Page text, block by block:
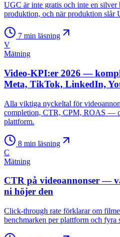
UGC är inte gratis och inte en
produktion, och när produktion slår
7 min läsning
V
Mätning
Video-KPI:er 2026 —
Meta, TikTok, LinkedIn,
Alla viktiga nyckeltal för
completion, CTR, CPM, ROAS —
plattform.
8 min läsning
C
Mätning
CTR på videoannonser —
ni höjer den
Click-through rate förklarar om
benchmarken per plattform och fyra